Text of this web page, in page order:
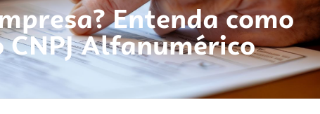
Entenda como
Alfanumérico